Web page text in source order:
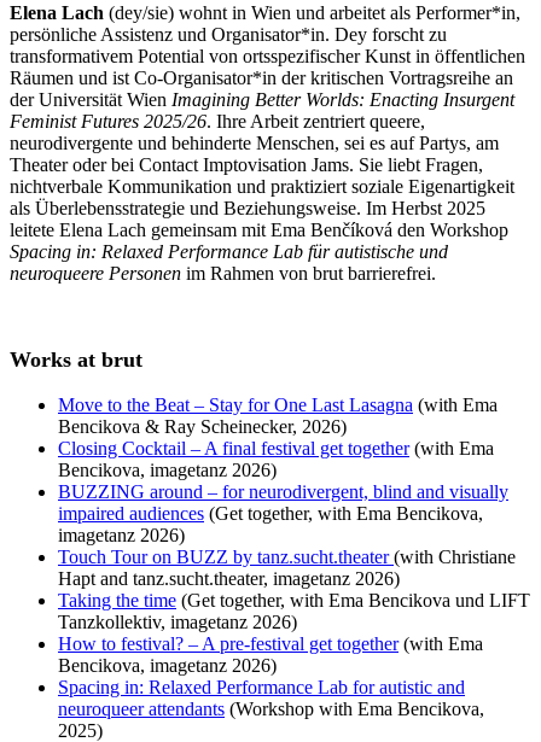
Elena Lach (dey/sie) wohnt in Wien und arbeitet als Performer*in,
persönliche Assistenz und Organisator*in. Dey forscht zu
transformativem Potential von ortsspezifischer Kunst in öffentlichen
Räumen und ist Co-Organisator*in der kritischen Vortragsreihe an
der Universität Wien Imagining Better Worlds: Enacting Insurgent
Feminist Futures 2025/26. Ihre Arbeit zentriert queere,
neurodivergente und behinderte Menschen, sei es auf Partys, am
Theater oder bei Contact Imptovisation Jams. Sie liebt Fragen,
nichtverbale Kommunikation und praktiziert soziale Eigenartigkeit
als Überlebensstrategie und Beziehungsweise. Im Herbst 2025
leitete Elena Lach gemeinsam mit Ema Benčíková den Workshop
Spacing in: Relaxed Performance Lab für autistische und
neuroqueere Personen im Rahmen von brut barrierefrei.
Works at brut
Move to the Beat – Stay for One Last Lasagna (with Ema
Bencikova & Ray Scheinecker, 2026)
Closing Cocktail – A final festival get together(with Ema
Bencikova, imagetanz 2026)
BUZZING around – for neurodivergent, blind and visually
impaired audiences (Get together, with Ema Bencikova,
imagetanz 2026)
Touch Tour on BUZZ by tanz.sucht.theater(with Christiane
Hapt and tanz.sucht.theater, imagetanz 2026)
Taking the time (Get together, with Ema Bencikova und LIFT
Tanzkollektiv, imagetanz 2026)
How to festival? – A pre-festival get together(with Ema
Bencikova, imagetanz 2026)
Spacing in: Relaxed Performance Lab for autistic and
neuroqueer attendants (Workshop with Ema Bencikova,
2025)